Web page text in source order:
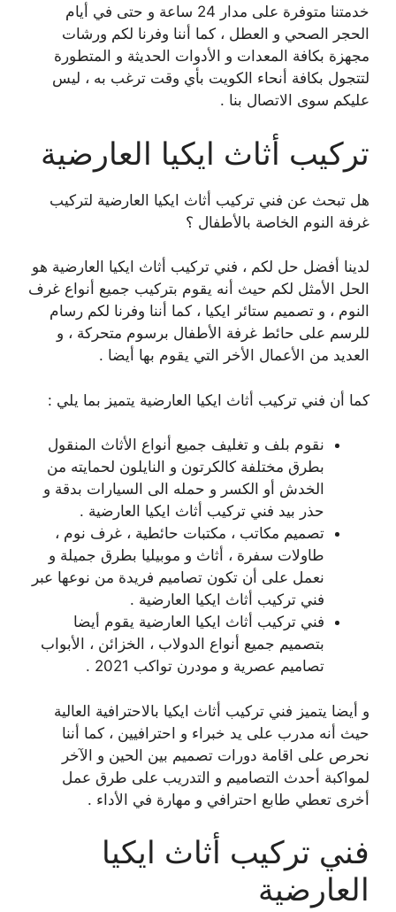
خدمتنا متوفرة على مدار 24 ساعة و حتى في أيام
الحجر الصحي و العطل ، كما أننا وفرنا لكم ورشات
مجهزة بكافة المعدات و الأدوات الحديثة و المتطورة
لتتجول بكافة أنحاء الكويت بأي وقت ترغب به ، ليس
عليكم سوى الاتصال بنا .
تركيب أثاث ايكيا العارضية
هل تبحث عن فني تركيب أثاث ايكيا العارضية لتركيب
غرفة النوم الخاصة بالأطفال ؟
لدينا أفضل حل لكم ، فني تركيب أثاث ايكيا العارضية هو
الحل الأمثل لكم حيث أنه يقوم بتركيب جميع أنواع غرف
النوم ، و تصميم ستائر ايكيا ، كما أننا وفرنا لكم رسام
للرسم على حائط غرفة الأطفال برسوم متحركة ، و
العديد من الأعمال الأخر التي يقوم بها أيضا .
كما أن فني تركيب أثاث ايكيا العارضية يتميز بما يلي :
نقوم بلف و تغليف جميع أنواع الأثاث المنقول
بطرق مختلفة كالكرتون و النايلون لحمايته من
الخدش أو الكسر و حمله الى السيارات بدقة و
حذر بيد فني تركيب أثاث ايكيا العارضية .
تصميم مكاتب ، مكتبات حائطية ، غرف نوم ،
طاولات سفرة ، أثاث و موبيليا بطرق جميلة و
نعمل على أن تكون تصاميم فريدة من نوعها عبر
فني تركيب أثاث ايكيا العارضية .
فني تركيب أثاث ايكيا العارضية يقوم أيضا
بتصميم جميع أنواع الدولاب ، الخزائن ، الأبواب
تصاميم عصرية و مودرن تواكب 2021 .
و أيضا يتميز فني تركيب أثاث ايكيا بالاحترافية العالية
حيث أنه مدرب على يد خبراء و احترافيين ، كما أننا
نحرص على اقامة دورات تصميم بين الحين و الآخر
لمواكبة أحدث التصاميم و التدريب على طرق عمل
أخرى تعطي طابع احترافي و مهارة في الأداء .
فني تركيب أثاث ايكيا
العارضية